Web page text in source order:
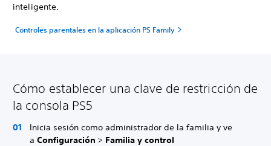
inteligente.
Controles parentales en la aplicación PS Family
Cómo establecer una clave de restricción de
la consola PS5
Inicia sesión como administrador de la familia y ve
a Configuración > Familia y control